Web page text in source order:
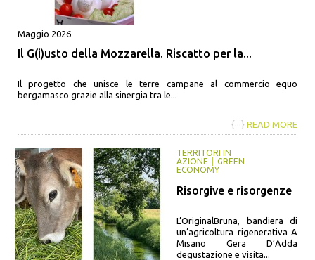
Maggio 2026
Il G(i)usto della Mozzarella. Riscatto per la...
Il progetto che unisce le terre campane al commercio equo
bergamasco grazie alla sinergia tra le...
{···} READ MORE
TERRITORI IN
AZIONE
GREEN
ECONOMY
Risorgive e risorgenze
L’OriginalBruna, bandiera di
un’agricoltura rigenerativa A
Misano Gera D’Adda
degustazione e visita...